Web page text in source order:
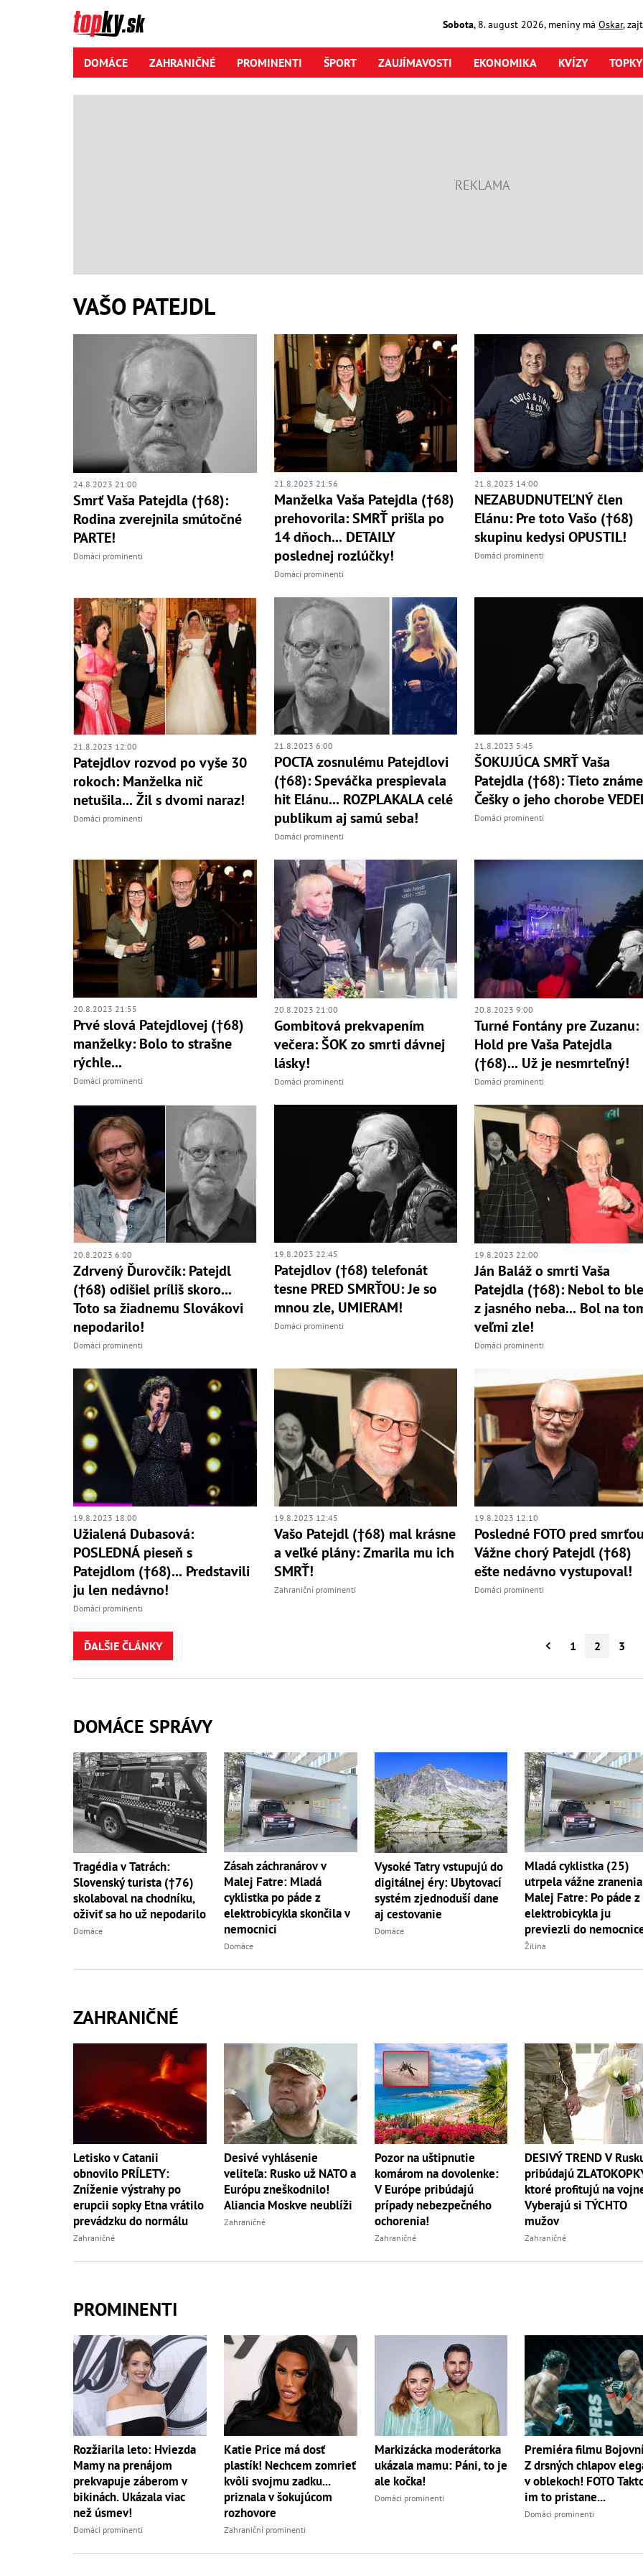
Sobota, 8. august2026, meniny má Oskar,
DOMÁCE ZAHRANIČNÉ PROMINENTI ŠPORT ZAUJÍMAVOSTI EKONOMIKA KVÍZY
VAŠO PATEJDL
24.8.2023 21:00
Smrť Vaša Patejdla (†68):
Rodina zverejnila smútočné
PARTE!
Domáci prominenti
21.8.2023 21:56
Manželka Vaša Patejdla (†68)
prehovorila: SMRŤ prišla po
14 dňoch... DETAILY
poslednej rozlúčky!
Domáci prominenti
21.8.2023 14:00
NEZABUDNUTEĽNÝ člen
Elánu: Pre toto Vašo (†68)
skupinu kedysi OPUSTIL!
Domáci prominenti
21.8.2023 12:00
Patejdlov rozvod po vyše 30
rokoch: Manželka nič
netušila... Žil s dvomi naraz!
Domáci prominenti
21.8.2023 6:00
POCTA zosnulému Patejdlovi
(†68): Speváčka prespievala
hit Elánu... ROZPLAKALA celé
publikum aj samú seba!
Domáci prominenti
21.8.2023 5:45
ŠOKUJÚCA SMRŤ Vaša
Patejdla (†68): Tieto známe
Češky o jeho chorobe
Domáci prominenti
20.8.2023 21:55
Prvé slová Patejdlovej (†68)
manželky: Bolo to strašne
rýchle...
Domáci prominenti
20.8.2023 21:00
Gombitová prekvapením
večera: ŠOK zo smrti dávnej
lásky!
Domáci prominenti
20.8.2023 9:00
Turné Fontány pre Zuzanu:
Hold pre Vaša Patejdla
(†68)... Už je nesmrteľný!
Domáci prominenti
20.8.2023 6:00
Zdrvený Ďurovčík: Patejdl
(†68) odišiel príliš skoro...
Toto sa žiadnemu Slovákovi
nepodarilo!
Domáci prominenti
19.8.2023 22:45
Patejdlov (†68) telefonát
tesne PRED SMRŤOU: Je so
mnou zle, UMIERAM!
Domáci prominenti
19.8.2023 22:00
Ján Baláž o smrti Vaša
Patejdla (†68): Nebol to
z jasného neba... Bol na
veľmi zle!
Domáci prominenti
19.8.2023 18:00
Užialená Dubasová:
POSLEDNÁ pieseň s
Patejdlom (†68)... Predstavili
ju len nedávno!
Domáci prominenti
19.8.2023 12:45
Vašo Patejdl (†68) mal krásne
a veľké plány: Zmarila mu ich
SMRŤ!
Zahraniční prominenti
19.8.2023 12:10
Posledné FOTO pred
Vážne chorý Patejdl (†68)
ešte nedávno vystupoval!
Domáci prominenti
ĎALŠIE ČLÁNKY 1 2 3
DOMÁCE SPRÁVY
Tragédia v Tatrách:
Slovenský turista (†76)
skolaboval na chodníku,
oživiť sa ho už nepodarilo
Domáce
Zásah záchranárov v
Malej Fatre: Mladá
cyklistka po páde z
elektrobicykla skončila v
nemocnici
Domáce
Vysoké Tatry vstupujú do
digitálnej éry: Ubytovací
systém zjednoduší dane
aj cestovanie
Domáce
Mladá cyklistka (25)
utrpela vážne
Malej Fatre: Po páde z
elektrobicykla ju
previezli do
Žilina
ZAHRANIČNÉ
Letisko v Catanii
obnovilo PRÍLETY:
Zníženie výstrahy po
erupcii sopky Etna vrátilo
prevádzku do normálu
Zahraničné
Desivé vyhlásenie
veliteľa: Rusko už NATO a
Európu zneškodnilo!
Aliancia Moskve neublíži
Zahraničné
Pozor na uštipnutie
komárom na dovolenke:
V Európe pribúdajú
prípady nebezpečného
ochorenia!
Zahraničné
DESIVÝ TREND V
pribúdajú
ktoré profitujú na
Vyberajú si TÝCHTO
mužov
Zahraničné
PROMINENTI
Rozžiarila leto: Hviezda
Mamy na prenájom
prekvapuje záberom v
bikinách. Ukázala viac
než úsmev!
Domáci prominenti
Katie Price má dosť
plastík! Nechcem zomrieť
kvôli svojmu zadku...
priznala v šokujúcom
rozhovore
Zahraniční prominenti
Markizácka moderátorka
ukázala mamu: Páni, to je
ale kočka!
Domáci prominenti
Premiéra filmu
Z drsných chlapov
v oblekoch! FOTO
im to pristane...
Domáci prominenti